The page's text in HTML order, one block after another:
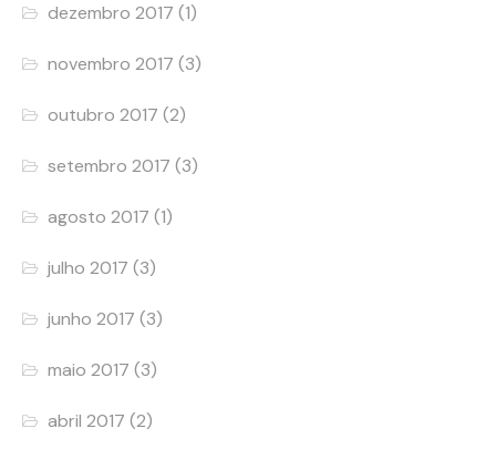
dezembro 2017 (1)
novembro 2017 (3)
outubro 2017 (2)
setembro 2017 (3)
agosto 2017 (1)
julho 2017 (3)
junho 2017 (3)
maio 2017 (3)
abril 2017 (2)